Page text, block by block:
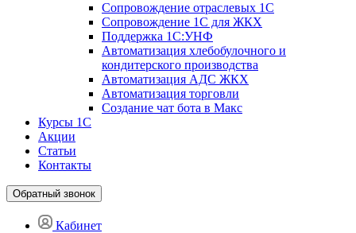
Сопровождение отраслевых 1С
Сопровождение 1С для ЖКХ
Поддержка 1С:УНФ
Автоматизация хлебобулочного и
кондитерского производства
Автоматизация АДС ЖКХ
Автоматизация торговли
Создание чат бота в Макс
Курсы 1С
Акции
Статьи
Контакты
Обратный звонок
Кабинет